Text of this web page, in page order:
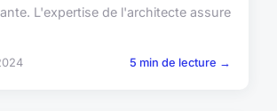
L'expertise de l'architecte assure
5 min de lecture →